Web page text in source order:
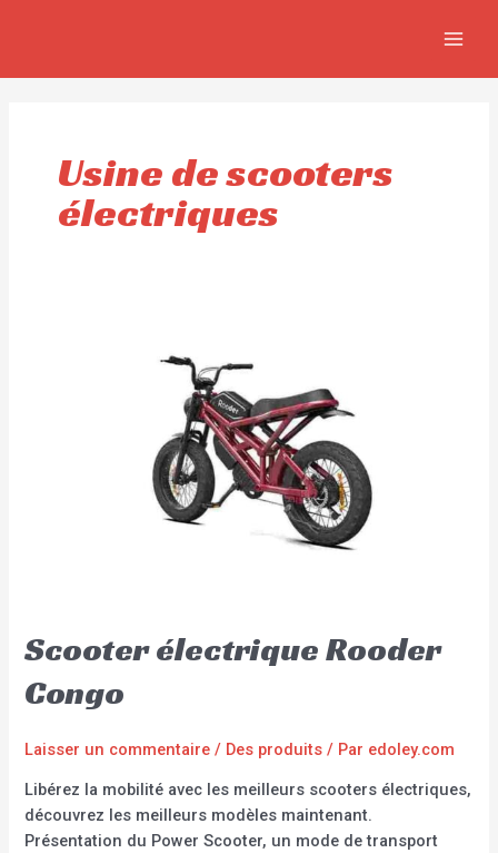
Usine de scooters
électriques
Scooter électrique Rooder
Congo
Laisser un commentaire / Des produits / Par edoley.com
Libérez la mobilité avec les meilleurs scooters électriques,
découvrez les meilleurs modèles maintenant.
Présentation du Power Scooter, un mode de transport